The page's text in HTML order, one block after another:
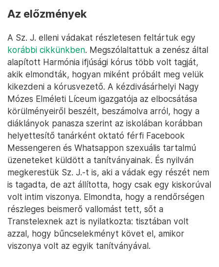
Az előzmények
A Sz. J. elleni vádakat részletesen feltártuk egy
korábbi cikkünkben. Megszólaltattuk a zenész által
alapított Harmónia ifjúsági kórus több volt tagját,
akik elmondták, hogyan miként próbált meg velük
kikezdeni a kórusvezető. A kézdivásárhelyi Nagy
Mózes Elméleti Líceum igazgatója az elbocsátása
körülményeiről beszélt, beszámolva arról, hogy a
diáklányok panasza szerint az iskolában korábban
helyettesítő tanárként oktató férfi Facebook
Messengeren és Whatsappon szexuális tartalmú
üzeneteket küldött a tanítványainak. És nyilván
megkerestük Sz. J.-t is, aki a vádak egy részét nem
is tagadta, de azt állította, hogy csak egy kiskorúval
volt intim viszonya. Elmondta, hogy a rendőrségen
részleges beismerő vallomást tett, sőt a
Transtelexnek azt is nyilatkozta: tisztában volt
azzal, hogy bűncselekményt követ el, amikor
viszonya volt az egyik tanítványával.